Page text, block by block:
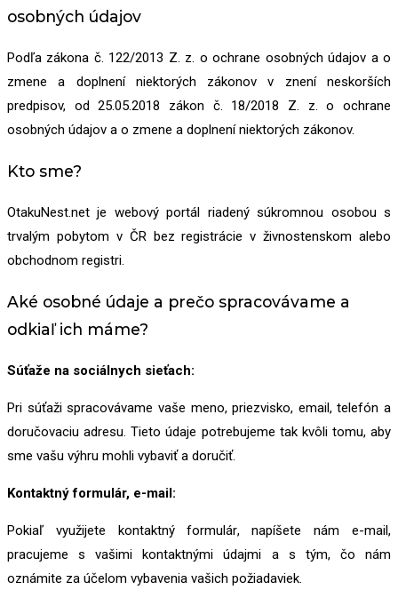
osobných údajov
Podľa zákona č. 122/2013 Z. z. o ochrane osobných údajov a o
zmene a doplnení niektorých zákonov v znení neskorších
predpisov, od 25.05.2018 zákon č. 18/2018 Z. z. o ochrane
osobných údajov a o zmene a doplnení niektorých zákonov.
Kto sme?
OtakuNest.net je webový portál riadený súkromnou osobou s
trvalým pobytom v ČR bez registrácie v živnostenskom alebo
obchodnom registri.
Aké osobné údaje a prečo spracovávame a
odkiaľ ich máme?
Súťaže na sociálnych sieťach:
Pri súťaži spracovávame vaše meno, priezvisko, email, telefón a
doručovaciu adresu. Tieto údaje potrebujeme tak kvôli tomu, aby
sme vašu výhru mohli vybaviť a doručiť.
Kontaktný formulár, e-mail:
Pokiaľ využijete kontaktný formulár, napíšete nám e-mail,
pracujeme s vašimi kontaktnými údajmi a s tým, čo nám
oznámite za účelom vybavenia vašich požiadaviek.